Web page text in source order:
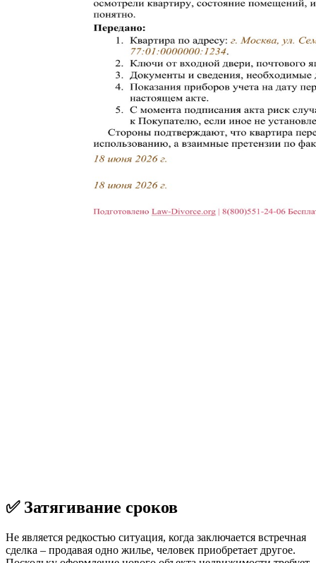
✅ Затягивание сроков
Не является редкостью ситуация, когда заключается встречная
сделка – продавая одно жилье, человек приобретает другое.